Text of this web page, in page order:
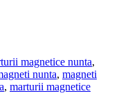
magnetice nunta,
nunta, magneti
, marturii magnetice